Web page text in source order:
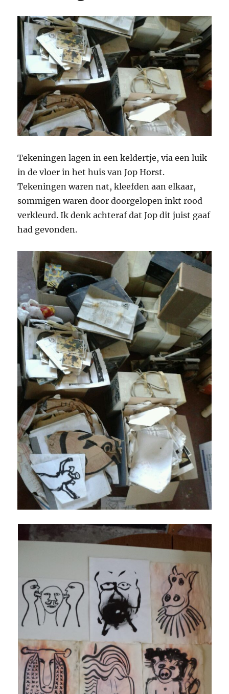
Tekeningen lagen in een keldertje, via een luik
in de vloer in het huis van Jop Horst.
Tekeningen waren nat, kleefden aan elkaar,
sommigen waren door doorgelopen inkt rood
verkleurd. Ik denk achteraf dat Jop dit juist gaaf
had gevonden.